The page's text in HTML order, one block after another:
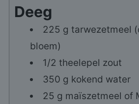
Deeg
225 g tarwezetmeel
bloem)
1/2 theelepel zout
350 g kokend water
25 g maïszetmeel of